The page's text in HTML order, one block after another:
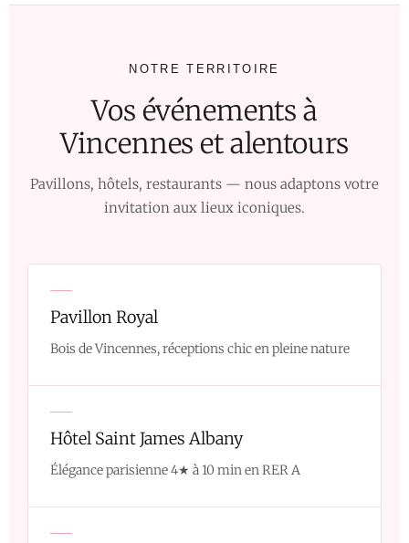
NOTRE TERRITOIRE
Vos événements à
Vincennes et alentours
Pavillons, hôtels, restaurants — nous adaptons votre
invitation aux lieux iconiques.
Pavillon Royal
Bois de Vincennes, réceptions chic en pleine nature
Hôtel Saint James Albany
Élégance parisienne 4★ à 10 min en RER A